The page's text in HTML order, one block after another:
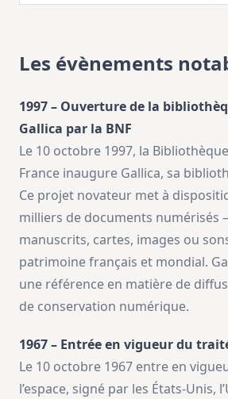
Les évènements
1997 – Ouverture de la
Gallica par la BNF
Le 10 octobre 1997, la
France inaugure Gallica, sa
Ce projet novateur met à
milliers de documents numérisés
manuscrits, cartes, images ou
patrimoine français et mondial.
une référence en matière de
de conservation numérique.
1967 – Entrée en vigueur du
Le 10 octobre 1967 entre en
l’espace, signé par les États-Unis,